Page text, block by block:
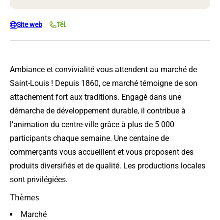
Ambiance et convivialité vous attendent au marché de
Saint-Louis ! Depuis 1860, ce marché témoigne de son
attachement fort aux traditions. Engagé dans une
démarche de développement durable, il contribue à
l’animation du centre-ville grâce à plus de 5 000
participants chaque semaine. Une centaine de
commerçants vous accueillent et vous proposent des
produits diversifiés et de qualité. Les productions locales
sont privilégiées.
Thèmes
Marché
Site web Tél.